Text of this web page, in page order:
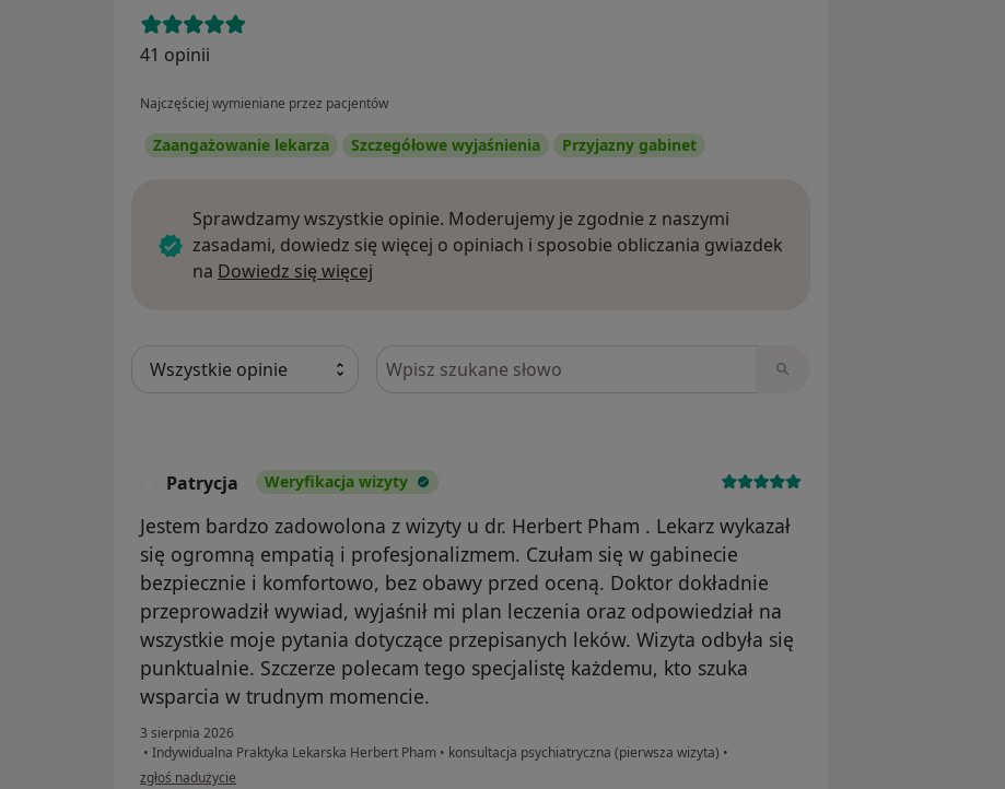
41 opinii
Najczęściej wymieniane przez pacjentów
Zaangażowanie lekarza Szczegółowe wyjaśnienia Przyjazny gabinet
Sprawdzamy wszystkie opinie. Moderujemy je zgodnie z naszymi
zasadami, dowiedz się więcej o opiniach i sposobie obliczania gwiazdek
na Dowiedz się więcej
Szukaj w opiniach
Patrycja Weryfikacja wizyty
Jestem bardzo zadowolona z wizyty u dr. Herbert Pham . Lekarz wykazał
się ogromną empatią i profesjonalizmem. Czułam się w gabinecie
bezpiecznie i komfortowo, bez obawy przed oceną. Doktor dokładnie
przeprowadził wywiad, wyjaśnił mi plan leczenia oraz odpowiedział na
wszystkie moje pytania dotyczące przepisanych leków. Wizyta odbyła się
punktualnie. Szczerze polecam tego specjalistę każdemu, kto szuka
wsparcia w trudnym momencie.
3 sierpnia 2026
• Indywidualna Praktyka Lekarska Herbert Pham • konsultacja psychiatryczna (pierwsza wizyta) •
w opinii użytkownika Patrycja
zgłoś nadużycie